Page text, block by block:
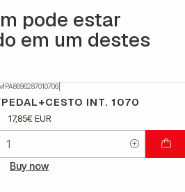
pode estar
em um destes
INT. 1070
17,85€ EUR
Buy now